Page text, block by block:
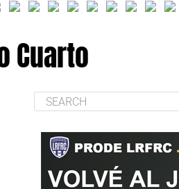
Cuarto